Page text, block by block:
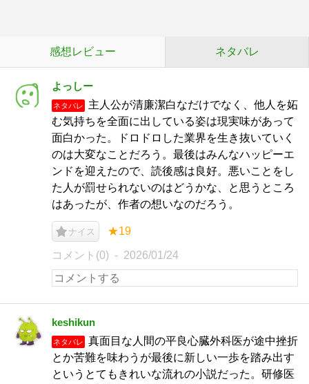
感想レビュー ネタバレ
よっしー
ネタバレ
主人公が清廉潔白なだけでなく、他人を妬
む気持ちを全面に出している姿は現実味があって
面白かった。ドロドロした業界を生き抜いていく
のは大変なことだろう。最後はみんなハッピーエ
ンドを迎えたので、読後感は良好。悪いことをし
た人が罰せられないのはどうかな、と思うところ
はあったが、作者の想いなのだろう。
ナイス ★19
コメント(0) 2026/01/24
keshikun
ネタバレ
真面目な人間の平良心臓外科医が途中挫折
とか苦難を味わうが最後に新しい一歩を踏み出す
というとてもきれいな流れの小説だった。研修医